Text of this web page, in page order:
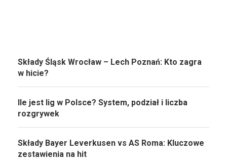
Składy Śląsk Wrocław – Lech Poznań: Kto zagra
w hicie?
Ile jest lig w Polsce? System, podział i liczba
rozgrywek
Składy Bayer Leverkusen vs AS Roma: Kluczowe
zestawienia na hit